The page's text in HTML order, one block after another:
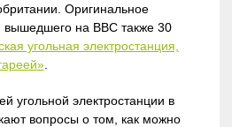
Оригинальное
вышедшего на BBC также 30
угольная электростанция,
.
угольной электростанции в
вопросы о том, как можно